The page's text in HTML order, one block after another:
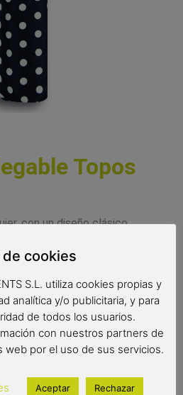
Topos
con un diseño clásico
al viento.
de cookies
S.L. utiliza cookies propias y
analítica y/o publicitaria, y para
de todos los usuarios.
con nuestros partners de
web por el uso de sus servicios.
Aceptar Rechazar